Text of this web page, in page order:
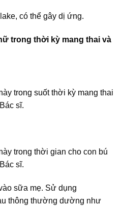
có thể gây dị ứng.
trong thời kỳ mang thai và
trong suốt thời kỳ mang thai
sĩ.
trong thời gian cho con bú
sĩ.
sữa mẹ. Sử dụng
thông thường dường như